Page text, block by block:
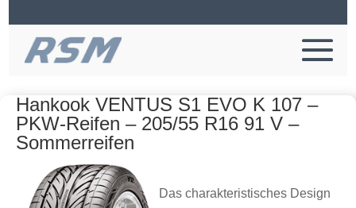
Hankook VENTUS S1 EVO K 107 –
PKW-Reifen – 205/55 R16 91 V –
Sommerreifen
Das charakteristisches Design